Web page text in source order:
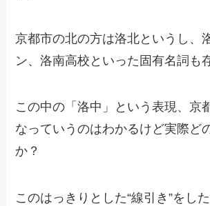
京都市の北の方は洛北というし、
ン、洛南高校といった固有名詞も
この中の「洛中」という表現、京
なっていうのはわかるけど実際ど
か？
このはっきりとした“線引き”をし